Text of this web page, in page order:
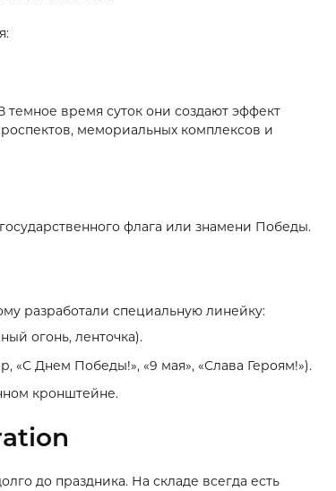
темное время суток они создают эффект
мемориальных комплексов и
флага или знамени Победы.
разработали специальную линейку:
огонь, ленточка).
«С Днем Победы!», «9 мая», «Слава Героям!»).
кронштейне.
до праздника. На складе всегда есть